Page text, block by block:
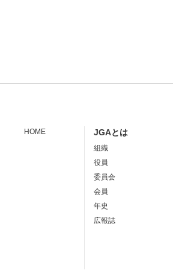
HOME JGAとは
組織
役員
委員会
会員
年史
広報誌